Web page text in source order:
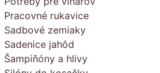
Pracovné rukavice
Sadbové zemiaky
Sadenice jahôd
Šampiňóny a hlivy